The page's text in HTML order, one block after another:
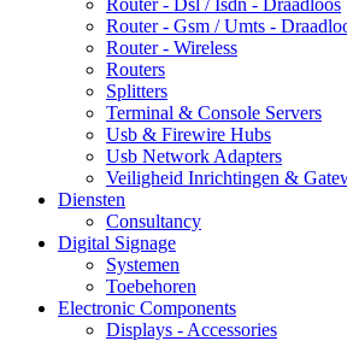
Router - Dsl / Isdn - Draadloos
Router - Gsm / Umts -
Router - Wireless
Routers
Splitters
Terminal & Console Servers
Usb & Firewire Hubs
Usb Network Adapters
Veiligheid Inrichtingen &
Diensten
Consultancy
Digital Signage
Systemen
Toebehoren
Electronic Components
Displays - Accessories